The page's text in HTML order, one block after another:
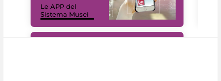
Le APP del
Sistema Musei